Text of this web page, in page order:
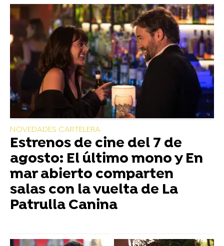
NOVEDADES CARTELERA
Estrenos de cine del 7 de
agosto: El último mono y En
mar abierto comparten
salas con la vuelta de La
Patrulla Canina